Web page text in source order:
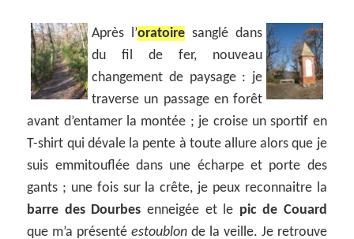
Après l’oratoire sanglé dans
du fil de fer, nouveau
changement de paysage : je
traverse un passage en forêt
avant d’entamer la montée ; je croise un sportif en
T-shirt qui dévale la pente à toute allure alors que je
suis emmitouflée dans une écharpe et porte des
gants ; une fois sur la crête, je peux reconnaitre la
barre des Dourbes enneigée et le pic de Couard
que m’a présentéestoublon de la veille. Je retrouve